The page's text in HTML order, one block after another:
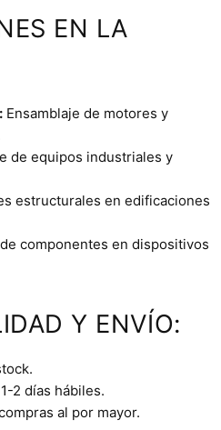
EN LA
Ensamblaje de motores y
de equipos industriales y
estructurales en edificaciones
componentes en dispositivos
Y ENVÍO:
2 días hábiles.
al por mayor.